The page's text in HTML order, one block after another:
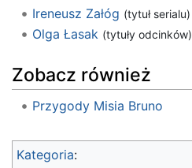
Ireneusz Załóg (tytuł serialu)
Olga Łasak (tytuły odcinków)
Zobacz również
Przygody Misia Bruno
Kategoria: